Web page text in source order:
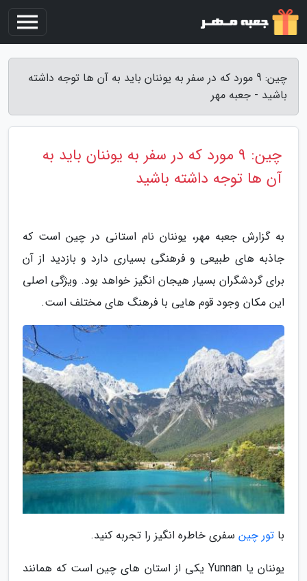
چین: 9 مورد که در سفر به یوننان باید به آن ها توجه داشته
باشید - جعبه مهر
چین: 9 مورد که در سفر به یوننان باید به
آن ها توجه داشته باشید
به گزارش جعبه مهر، یوننان نام استانی در چین است که
جاذبه های طبیعی و فرهنگی بسیاری دارد و بازدید از آن
برای گردشگران بسیار هیجان انگیز خواهد بود. ویژگی اصلی
این مکان وجود قوم هایی با فرهنگ های مختلف است.
با تور چین سفری خاطره انگیز را تجربه کنید.
یوننان یا Yunnan یکی از استان های چین است که همانند